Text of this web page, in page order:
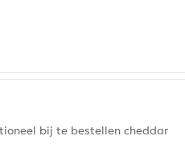
bij te bestellen cheddar